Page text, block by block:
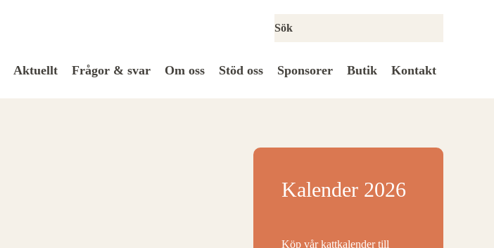
Aktuellt Frågor & svar Om oss Stöd oss Sponsorer Butik Kontakt
Kalender 2026
Köp vår kattkalender till